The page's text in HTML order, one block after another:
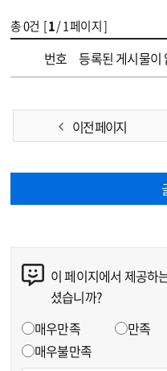
총0건 [1/ 1 페이지 ]
번호 등록된 게시물이
이전 페이지
이 페이지에서 제공하
셨습니까?
매우만족 만족
매우불만족